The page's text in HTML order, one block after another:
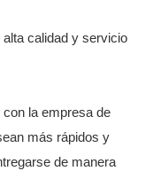
calidad y servicio
la empresa de
más rápidos y
de manera